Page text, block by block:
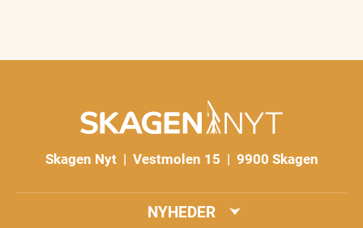
Skagen Nyt | Vestmolen 15 | 9900 Skagen
NYHEDER